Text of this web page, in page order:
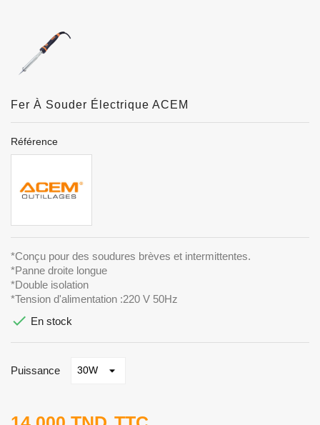
Fer À Souder Électrique ACEM
Référence
*Conçu pour des soudures brèves et intermittentes.
*Panne droite longue
*Double isolation
*Tension d'alimentation :220 V 50Hz
 En stock
Puissance